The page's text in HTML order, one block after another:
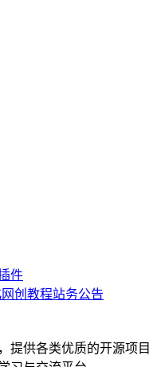
件
网创教程站务公告
提供各类优质的开源项目